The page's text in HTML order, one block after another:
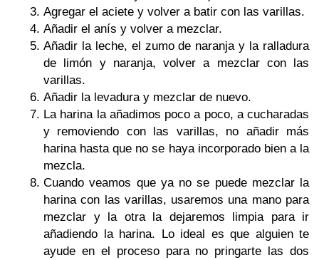
Agregar el aciete y volver a batir con las varillas.
Añadir el anís y volver a mezclar.
Añadir la leche, el zumo de naranja y la ralladura
de limón y naranja, volver a mezclar con las
varillas.
Añadir la levadura y mezclar de nuevo.
La harina la añadimos poco a poco, a cucharadas
y removiendo con las varillas, no añadir más
harina hasta que no se haya incorporado bien a la
mezcla.
Cuando veamos que ya no se puede mezclar la
harina con las varillas, usaremos una mano para
mezclar y la otra la dejaremos limpia para ir
añadiendo la harina. Lo ideal es que alguien te
ayude en el proceso para no pringarte las dos